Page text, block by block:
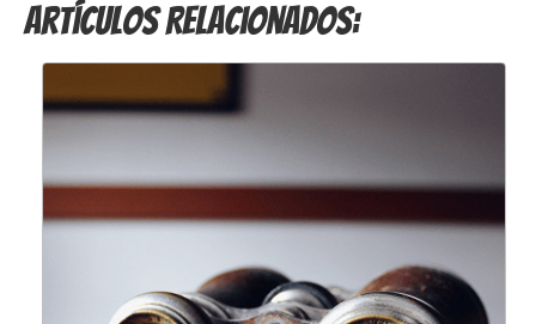
Artículos Relacionados: